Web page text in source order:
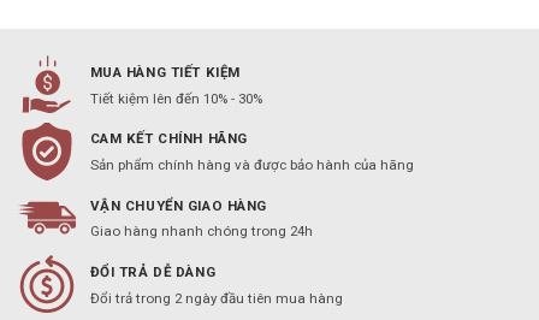
MUA HÀNG TIẾT KIỆM
Tiết kiệm lên đến 10% - 30%
CAM KẾT CHÍNH HÃNG
Sản phẩm chính hàng và được bảo hành của hãng
VẬN CHUYỂN GIAO HÀNG
Giao hàng nhanh chóng trong 24h
ĐỔI TRẢ DỄ DÀNG
Đổi trả trong 2 ngày đầu tiên mua hàng